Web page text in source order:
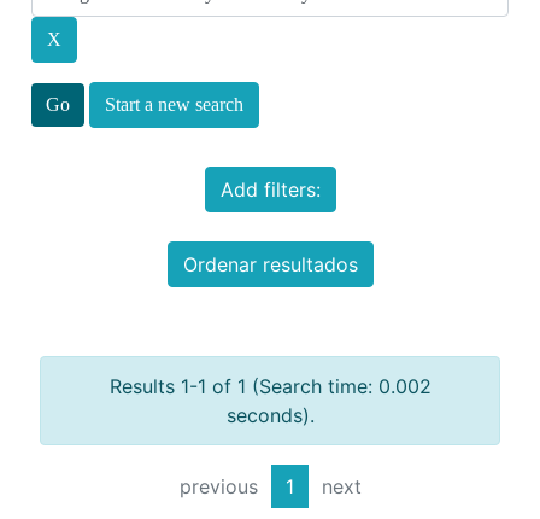
Start a new search
Add filters:
Ordenar resultados
Results 1-1 of 1 (Search time: 0.002
seconds).
previous 1 next